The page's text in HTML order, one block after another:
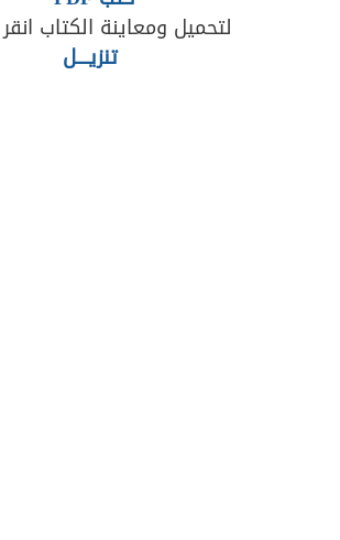
لتحميل ومعاينة الكتاب
تنزيــــل